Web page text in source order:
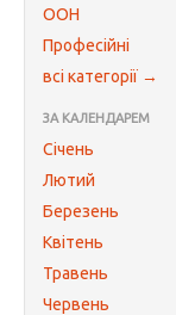
ООН
Професійні
всі категорії →
ЗА КАЛЕНДАРЕМ
Січень
Лютий
Березень
Квітень
Травень
Червень